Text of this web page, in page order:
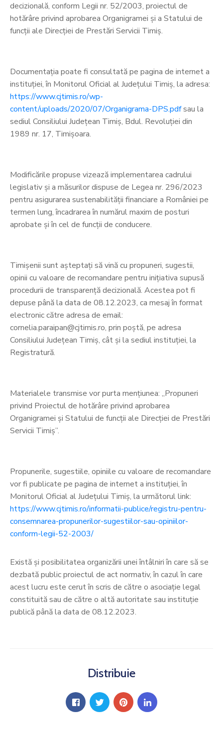
decizională, conform Legii nr. 52/2003, proiectul de
hotărâre privind aprobarea Organigramei și a Statului de
funcții ale Direcției de Prestări Servicii Timiș.
Documentația poate fi consultată pe pagina de internet a
instituției, în Monitorul Oficial al Județului Timiș, la adresa:
https://www.cjtimis.ro/wp-
content/uploads/2020/07/Organigrama-DPS.pdfsau la
sediul Consiliului Județean Timiș, Bdul. Revoluției din
1989 nr. 17, Timișoara.
Modificările propuse vizează implementarea cadrului
legislativ și a măsurilor dispuse de Legea nr. 296/2023
pentru asigurarea sustenabilității financiare a României pe
termen lung, încadrarea în numărul maxim de posturi
aprobate și în cel de funcții de conducere.
Timișenii sunt așteptați să vină cu propuneri, sugestii,
opinii cu valoare de recomandare pentru inițiativa supusă
procedurii de transparență decizională. Acestea pot fi
depuse până la data de 08.12.2023, ca mesaj în format
electronic către adresa de email:
cornelia.paraipan@cjtimis.ro, prin poștă, pe adresa
Consiliului Județean Timiș, cât și la sediul instituției, la
Registratură.
Materialele transmise vor purta mențiunea: „Propuneri
privind Proiectul de hotărâre privind aprobarea
Organigramei și Statului de funcții ale Direcției de Prestări
Servicii Timiș”.
Propunerile, sugestiile, opiniile cu valoare de recomandare
vor fi publicate pe pagina de internet a instituției, în
Monitorul Oficial al Județului Timiș, la următorul link:
https://www.cjtimis.ro/informatii-publice/registru-pentru-
consemnarea-propunerilor-sugestiilor-sau-opiniilor-
conform-legii-52-2003/
Există și posibilitatea organizării unei întâlniri în care să se
dezbată public proiectul de act normativ, în cazul în care
acest lucru este cerut în scris de către o asociație legal
constituită sau de către o altă autoritate sau instituție
publică până la data de 08.12.2023.
Distribuie